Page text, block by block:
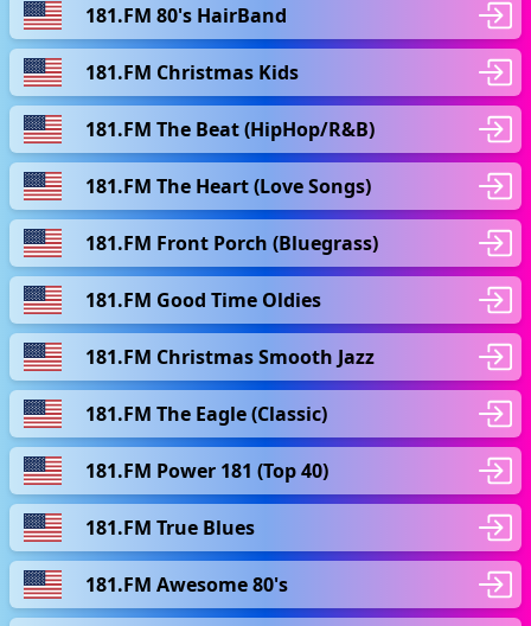
181.FM 80's HairBand
181.FM Christmas Kids
181.FM The Beat (HipHop/R&B)
181.FM The Heart (Love Songs)
181.FM Front Porch (Bluegrass)
181.FM Good Time Oldies
181.FM Christmas Smooth Jazz
181.FM The Eagle (Classic)
181.FM Power 181 (Top 40)
181.FM True Blues
181.FM Awesome 80's